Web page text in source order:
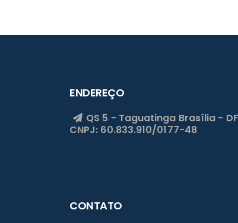
ENDEREÇO
QS 5 - Taguatinga Brasília - DF
CNPJ: 60.833.910/0177-48
CONTATO